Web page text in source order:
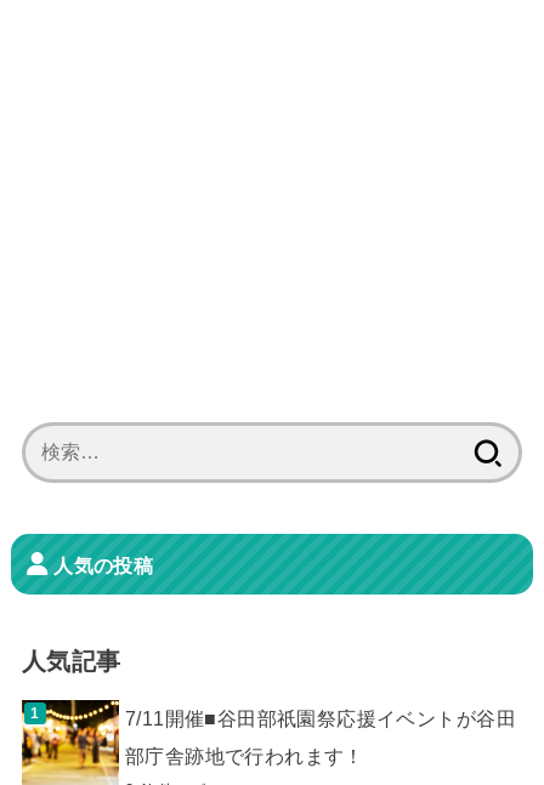
索:
人気の投稿
人気記事
7/11開催■谷田部祇園祭応援イベントが谷田
部庁舎跡地で行われます！